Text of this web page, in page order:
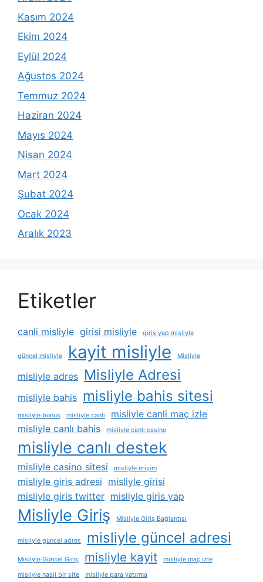
Kasım 2024
Ekim 2024
Eylül 2024
Ağustos 2024
Temmuz 2024
Haziran 2024
Mayıs 2024
Nisan 2024
Mart 2024
Şubat 2024
Ocak 2024
Aralık 2023
Etiketler
canli misliyle girisi misliyle giris yap misliyle
güncel misliyle kayit misliyle Misliyle
misliyle adres Misliyle Adresi
misliyle bahis misliyle bahis sitesi
misliyle bonus misliyle canli
misliyle canli maç izle
misliyle canlı bahis
misliyle canlı casino
misliyle canlı destek
misliyle casino sitesi misliyle erişim
misliyle giris adresi misliyle girisi
misliyle giris twitter misliyle giris yap
Misliyle Giriş Misliyle Giriş Bağlantısı
misliyle güncel adres misliyle güncel adresi
Misliyle Güncel Giriş misliyle kayit
misliyle maç izle
misliyle nasil bir site
misliyle para yatırma